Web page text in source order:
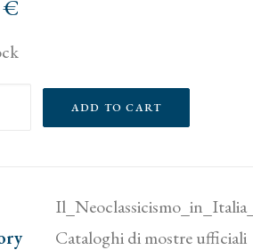
€
ADD TO CART
Cataloghi di mostre ufficiali